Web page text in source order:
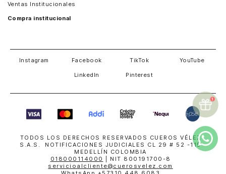
Ventas Institucionales
Compra institucional
Instagram Facebook TikTok YouTube
LinkedIn Pinterest
TODOS LOS DERECHOS RESERVADOS CUEROS VÉLEZ
S.A.S. NOTIFICACIONES JUDICIALES CL 29 # 52 -115
MEDELLÍN COLOMBIA
018000114000
| NIT 800191700-8
servicioalcliente@cuerosvelez.com